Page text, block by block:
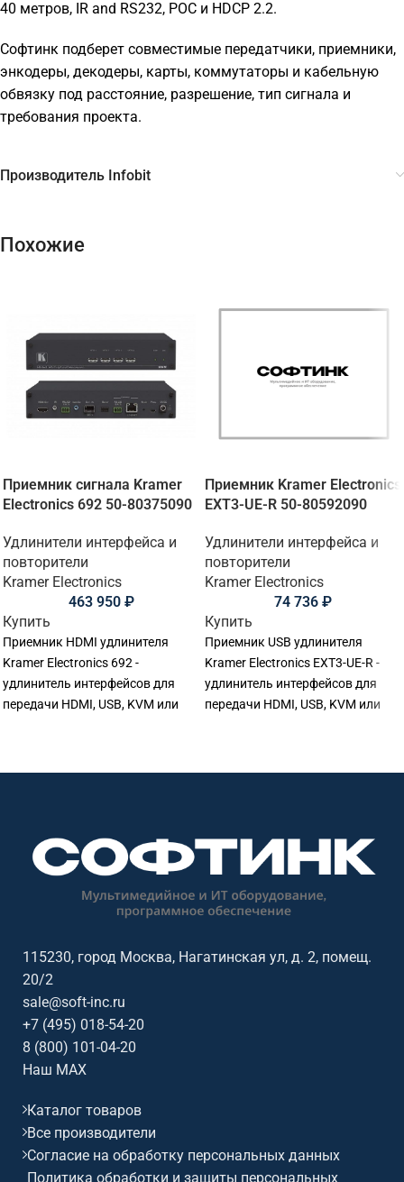
40 метров, IR and RS232, POC и HDCP 2.2.
Софтинк подберет совместимые передатчики, приемники,
энкодеры, декодеры, карты, коммутаторы и кабельную
обвязку под расстояние, разрешение, тип сигнала и
требования проекта.
Производитель Infobit
Похожие
Приемник сигнала Kramer
Electronics 692 50-80375090
Удлинители интерфейса и
повторители
Kramer Electronics
463 950 ₽
Купить
Приемник HDMI удлинителя
Kramer Electronics 692 -
удлинитель интерфейсов для
передачи HDMI, USB, KVM или
коммерческих AV-инсталляциях.
Ключевые параметры: HDMI,
USB, Ethernet, RS-232, ИК,
Приемник Kramer Electronics
EXT3-UE-R 50-80592090
Удлинители интерфейса и
повторители
Kramer Electronics
74 736 ₽
Купить
Приемник USB удлинителя
Kramer Electronics EXT3-UE-R -
удлинитель интерфейсов для
передачи HDMI, USB, KVM или
коммерческих AV-инсталляциях.
Ключевые параметры: USB,
Ethernet, RS-232, PoE
115230, город Москва, Нагатинская ул, д. 2, помещ.
20/2
sale@soft-inc.ru
+7 (495) 018-54-20
8 (800) 101-04-20
Наш MAX
Каталог товаров
Все производители
Согласие на обработку персональных данных
Политика обработки и защиты персональных